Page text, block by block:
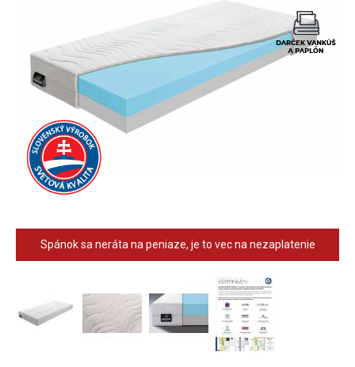
Spánok sa neráta na peniaze, je to vec na nezaplatenie